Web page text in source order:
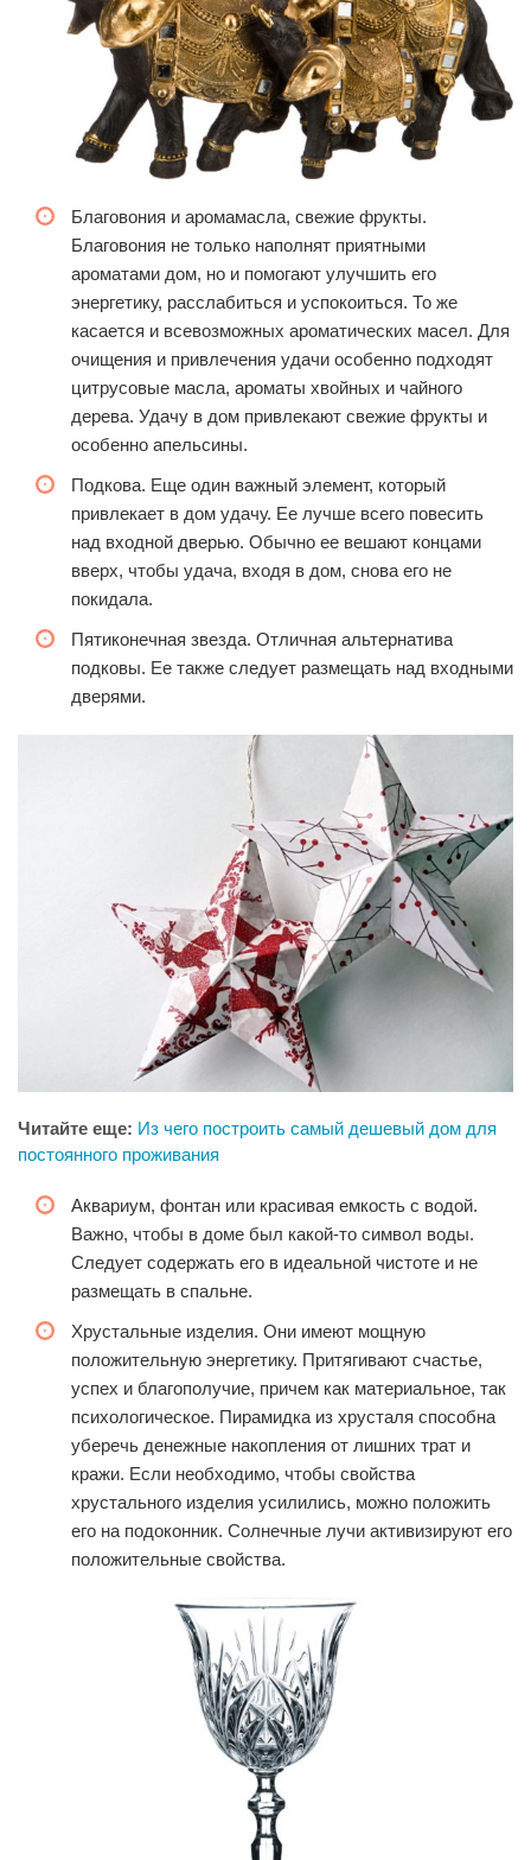
Благовония и аромамасла, свежие фрукты.
Благовония не только наполнят приятными
ароматами дом, но и помогают улучшить его
энергетику, расслабиться и успокоиться. То же
касается и всевозможных ароматических масел. Для
очищения и привлечения удачи особенно подходят
цитрусовые масла, ароматы хвойных и чайного
дерева. Удачу в дом привлекают свежие фрукты и
особенно апельсины.
Подкова. Еще один важный элемент, который
привлекает в дом удачу. Ее лучше всего повесить
над входной дверью. Обычно ее вешают концами
вверх, чтобы удача, входя в дом, снова его не
покидала.
Пятиконечная звезда. Отличная альтернатива
подковы. Ее также следует размещать над входными
дверями.
Читайте еще: Из чего построить самый дешевый дом для
постоянного проживания
Аквариум, фонтан или красивая емкость с водой.
Важно, чтобы в доме был какой-то символ воды.
Следует содержать его в идеальной чистоте и не
размещать в спальне.
Хрустальные изделия. Они имеют мощную
положительную энергетику. Притягивают счастье,
успех и благополучие, причем как материальное, так
психологическое. Пирамидка из хрусталя способна
уберечь денежные накопления от лишних трат и
кражи. Если необходимо, чтобы свойства
хрустального изделия усилились, можно положить
его на подоконник. Солнечные лучи активизируют его
положительные свойства.